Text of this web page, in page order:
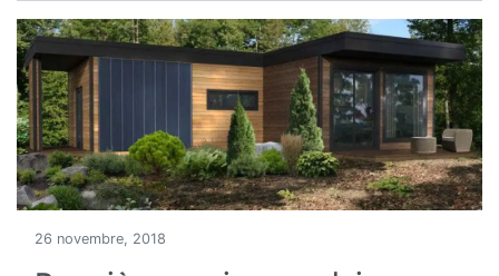
26 novembre, 2018